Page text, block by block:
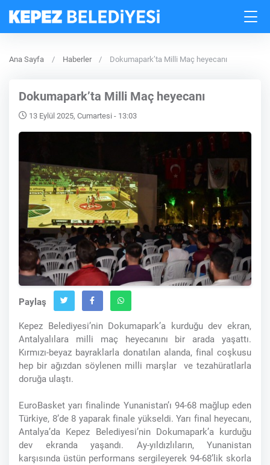
Ana Sayfa Haberler Dokumapark’ta Milli Maç heyecanı
Dokumapark’ta Milli Maç heyecanı
13 Eylül 2025, Cumartesi - 13:03
Paylaş
Kepez Belediyesi’nin Dokumapark’a kurduğu dev ekran,
Antalyalılara milli maç heyecanını bir arada yaşattı.
Kırmızı-beyaz bayraklarla donatılan alanda, final coşkusu
hep bir ağızdan söylenen milli marşlar ve tezahüratlarla
doruğa ulaştı.
EuroBasket yarı finalinde Yunanistan’ı 94-68 mağlup eden
Türkiye, 8’de 8 yaparak finale yükseldi. Yarı final heyecanı,
Antalya’da Kepez Belediyesi’nin Dokumapark’a kurduğu
dev ekranda yaşandı. Ay-yıldızlıların, Yunanistan
karşısında üstün performans sergileyerek 94-68’lik skorla